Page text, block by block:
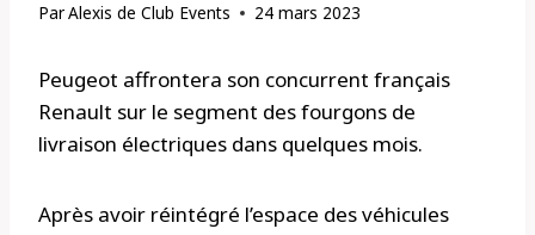
ParAlexis de Club Events 24 mars 2023
Peugeot affrontera son concurrent français
Renault sur le segment des fourgons de
livraison électriques dans quelques mois.
Après avoir réintégré l’espace des véhicules